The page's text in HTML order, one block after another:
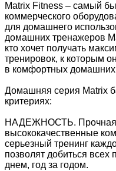
Matrix Fitness – самый
коммерческого
для домашнего
домашних тренажеров
кто хочет получать
тренировок, к которым
в комфортных домашних
Домашняя серия Matrix
критериях:
НАДЕЖНОСТЬ. Прочная
высококачественные
серьезный тренинг
позволят добиться всех
днем, год за годом.